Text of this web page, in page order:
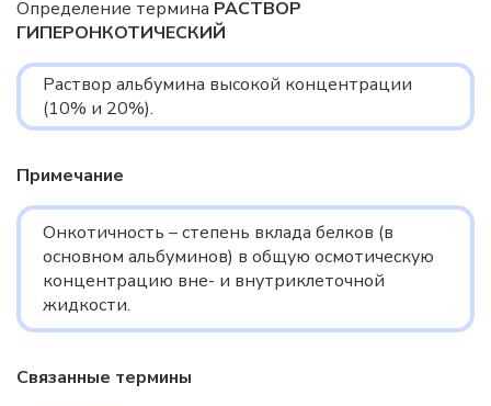
Определение термина РАСТВОР
ГИПЕРОНКОТИЧЕСКИЙ
Раствор альбумина высокой концентрации
(10% и 20%).
Примечание
Онкотичность – степень вклада белков (в
основном альбуминов) в общую осмотическую
концентрацию вне- и внутриклеточной
жидкости.
Связанные термины